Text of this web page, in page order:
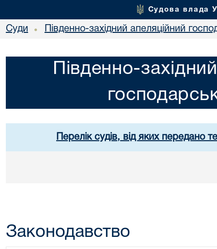
Судова влада
Суди • Південно-західний апеляційний
Південно-
Перелік судів, від яких передано
Законодавство